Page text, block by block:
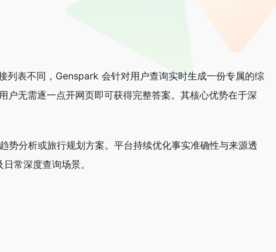
列表不同，Genspark 会针对用户查询实时生成一份专属的综
无需逐一点开网页即可获得完整答案。其核心优势在于深
分析或旅行规划方案。平台持续优化事实准确性与来源透
常深度查询场景。